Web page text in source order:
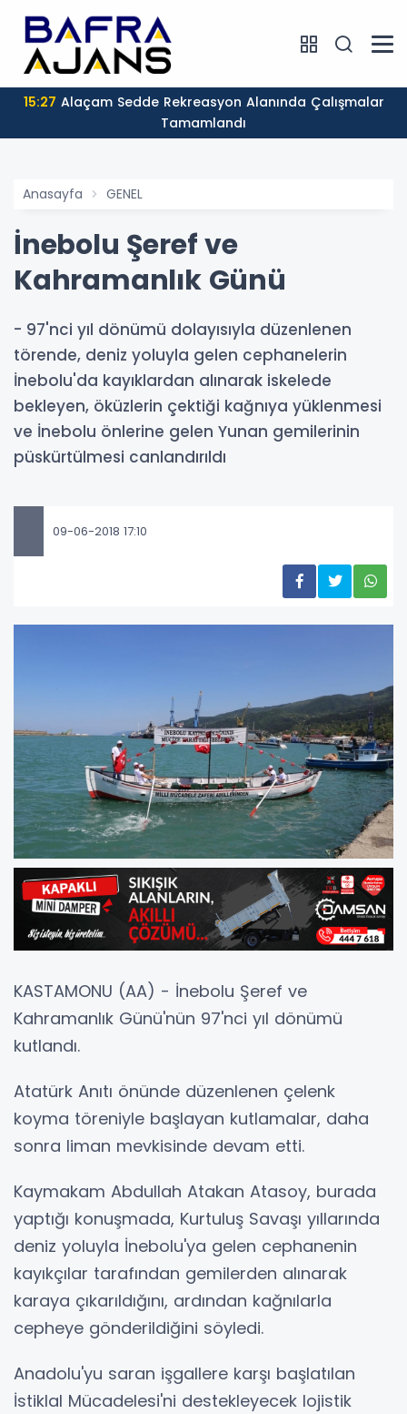
15:27
Tamamlandı
Anasayfa GENEL
İnebolu Şeref ve
Kahramanlık Günü
- 97'nci yıl dönümü dolayısıyla düzenlenen
törende, deniz yoluyla gelen cephanelerin
İnebolu'da kayıklardan alınarak iskelede
bekleyen, öküzlerin çektiği kağnıya yüklenmesi
ve İnebolu önlerine gelen Yunan gemilerinin
püskürtülmesi canlandırıldı
09-06-2018 17:10
KASTAMONU (AA) - İnebolu Şeref ve
Kahramanlık Günü'nün 97'nci yıl dönümü
kutlandı.
Atatürk Anıtı önünde düzenlenen çelenk
koyma töreniyle başlayan kutlamalar, daha
sonra liman mevkisinde devam etti.
Kaymakam Abdullah Atakan Atasoy, burada
yaptığı konuşmada, Kurtuluş Savaşı yıllarında
deniz yoluyla İnebolu'ya gelen cephanenin
kayıkçılar tarafından gemilerden alınarak
karaya çıkarıldığını, ardından kağnılarla
cepheye gönderildiğini söyledi.
Anadolu'yu saran işgallere karşı başlatılan
İstiklal Mücadelesi'ni destekleyecek lojistik